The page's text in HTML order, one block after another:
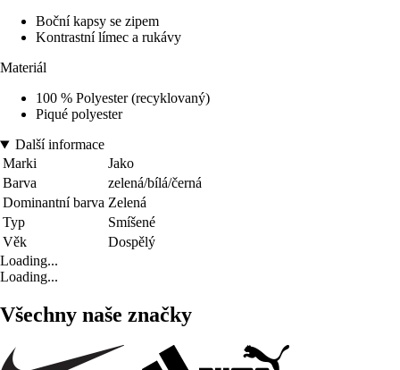
Boční kapsy se zipem
Kontrastní límec a rukávy
Materiál
100 % Polyester (recyklovaný)
Piqué polyester
Další informace
Marki
Jako
Barva
zelená/bílá/černá
Dominantní barva Zelená
Typ
Smíšené
Věk
Dospělý
Loading...
Loading...
Všechny naše značky